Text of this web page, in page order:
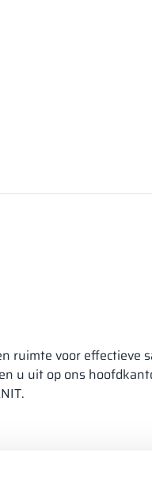
ruimte voor effectieve
u uit op ons